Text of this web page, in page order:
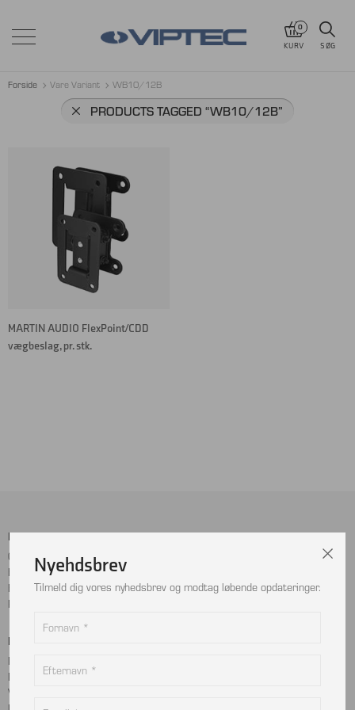
0
KURV SØG
Forside Vare Variant WB10/12B
PRODUCTS TAGGED “WB10/12B”
MARTIN AUDIO FlexPoint/CDD
vægbeslag, pr. stk.
Menu
Cookie- og privatlivspolitik
Handelsbetingelser
Kontakt
Returnering
Sociale Medier
LinkedIn
Betalingskort
MobilePay
Dankort
Visa
Nyehdsbrev
Tilmeld dig vores nyhedsbrev og modtag løbende opdateringer.